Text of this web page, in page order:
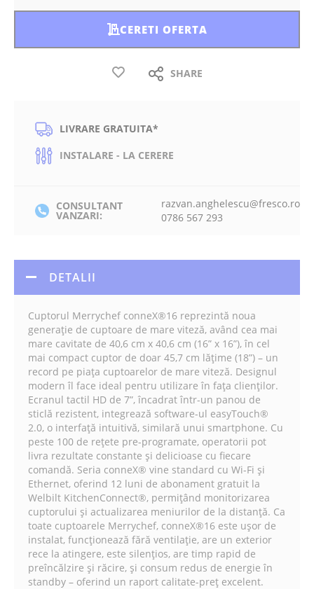
CERETI OFERTA
SHARE
LIVRARE GRATUITA*
INSTALARE - LA CERERE
CONSULTANT
VANZARI:
razvan.anghelescu@fresco.ro
0786 567 293
DETALII
Cuptorul Merrychef conneX®16 reprezintă noua
generație de cuptoare de mare viteză, având cea mai
mare cavitate de 40,6 cm x 40,6 cm (16” x 16”), în cel
mai compact cuptor de doar 45,7 cm lățime (18”) – un
record pe piața cuptoarelor de mare viteză. Designul
modern îl face ideal pentru utilizare în fața clienților.
Ecranul tactil HD de 7”, încadrat într-un panou de
sticlă rezistent, integrează software-ul easyTouch®
2.0, o interfață intuitivă, similară unui smartphone. Cu
peste 100 de rețete pre-programate, operatorii pot
livra rezultate constante și delicioase cu fiecare
comandă. Seria conneX® vine standard cu Wi-Fi și
Ethernet, oferind 12 luni de abonament gratuit la
Welbilt KitchenConnect®, permițând monitorizarea
cuptorului și actualizarea meniurilor de la distanță. Ca
toate cuptoarele Merrychef, conneX®16 este ușor de
instalat, funcționează fără ventilație, are un exterior
rece la atingere, este silențios, are timp rapid de
preîncălzire și răcire, și consum redus de energie în
standby – oferind un raport calitate-preț excelent.